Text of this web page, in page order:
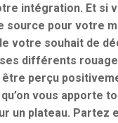
intégration. Et si
source pour votre
votre souhait de
différents
perçu
vous apporte
un plateau. Partez